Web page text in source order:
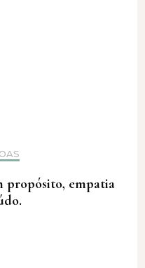
propósito, empatia